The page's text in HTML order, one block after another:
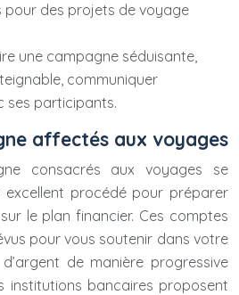
pour des projets de voyage
une campagne séduisante,
communiquer
ses participants.
affectés aux voyages
consacrés aux voyages se
excellent procédé pour préparer
le plan financier. Ces comptes
pour vous soutenir dans votre
de manière progressive
institutions bancaires proposent